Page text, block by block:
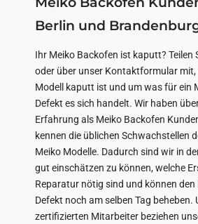
Berlin und
Ihr Meiko Backofen ist kaputt? Teilen
oder über unser Kontaktformular mit,
Modell kaputt ist und um was für ein
Defekt es sich handelt. Wir haben
Erfahrung als Meiko Backofen
kennen die üblichen Schwachstellen
Meiko Modelle. Dadurch sind wir in
gut einschätzen zu können, welche
Reparatur nötig sind und können den
Defekt noch am selben Tag beheben.
zertifizierten Mitarbeiter beziehen